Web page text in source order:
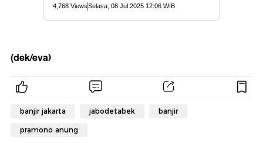
(dek/eva)
banjir jakarta jabodetabek banjir
pramono anung